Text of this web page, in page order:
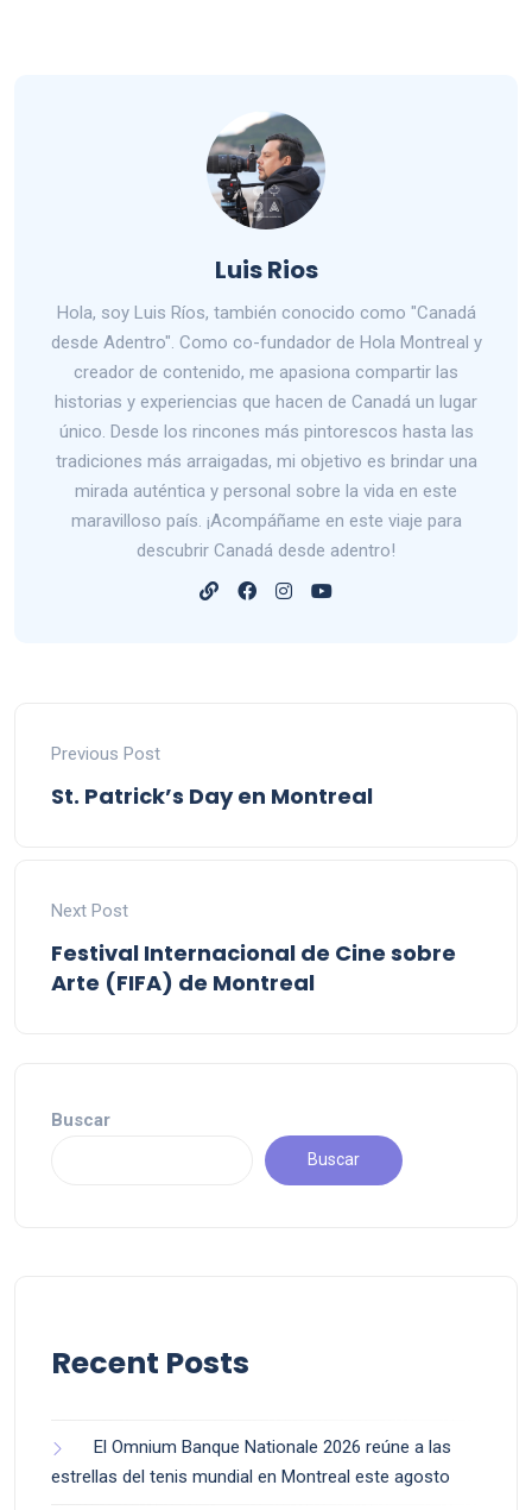
Luis Rios
Hola, soy Luis Ríos, también conocido como "Canadá
desde Adentro". Como co-fundador de Hola Montreal y
creador de contenido, me apasiona compartir las
historias y experiencias que hacen de Canadá un lugar
único. Desde los rincones más pintorescos hasta las
tradiciones más arraigadas, mi objetivo es brindar una
mirada auténtica y personal sobre la vida en este
maravilloso país. ¡Acompáñame en este viaje para
descubrir Canadá desde adentro!
Previous Post
St. Patrick’s Day en Montreal
Next Post
Festival Internacional de Cine sobre
Arte (FIFA) de Montreal
Buscar
Buscar
Recent Posts
El Omnium Banque Nationale 2026 reúne a las
estrellas del tenis mundial en Montreal este agosto